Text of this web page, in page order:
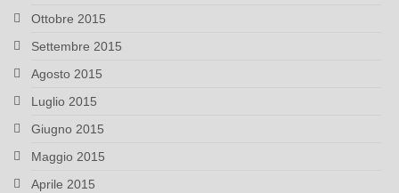
Ottobre 2015
Settembre 2015
Agosto 2015
Luglio 2015
Giugno 2015
Maggio 2015
Aprile 2015